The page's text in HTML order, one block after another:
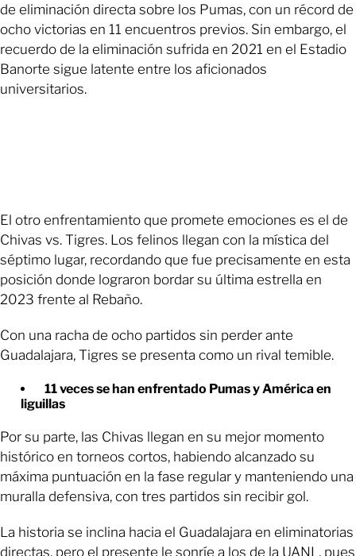
de eliminación directa sobre los Pumas, con un récord de
ocho victorias en 11 encuentros previos. Sin embargo, el
recuerdo de la eliminación sufrida en 2021 en el Estadio
Banorte sigue latente entre los aficionados
universitarios.
El otro enfrentamiento que promete emociones es el de
Chivas vs. Tigres. Los felinos llegan con la mística del
séptimo lugar, recordando que fue precisamente en esta
posición donde lograron bordar su última estrella en
2023 frente al Rebaño.
Con una racha de ocho partidos sin perder ante
Guadalajara, Tigres se presenta como un rival temible.
11 veces se han enfrentado Pumas y América en
liguillas
Por su parte, las Chivas llegan en su mejor momento
histórico en torneos cortos, habiendo alcanzado su
máxima puntuación en la fase regular y manteniendo una
muralla defensiva, con tres partidos sin recibir gol.
La historia se inclina hacia el Guadalajara en eliminatorias
directas, pero el presente le sonríe a los de la UANL, pues